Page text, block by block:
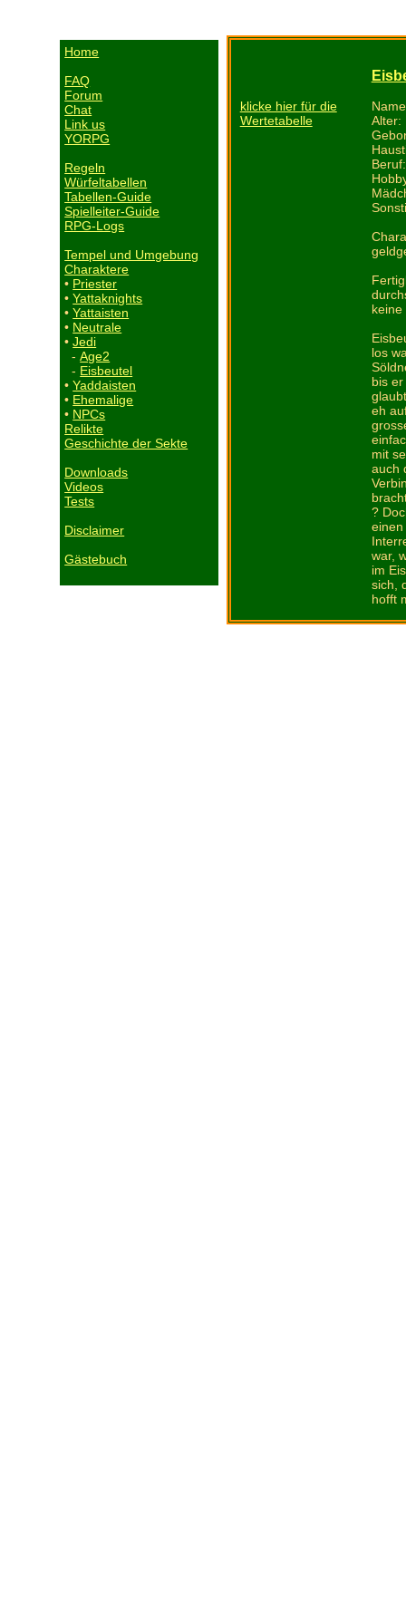
Home
FAQ
Forum
Chat
Link us
YORPG
Regeln
Würfeltabellen
Tabellen-Guide
Spielleiter-Guide
RPG-Logs
Tempel und Umgebung
Charaktere
• Priester
•Yattaknights
•Yattaisten
• Neutrale
•Jedi
-Age2
- Eisbeutel
•Yaddaisten
• Ehemalige
• NPCs
Relikte
Geschichte der Sekte
Downloads
Videos
Tests
Disclaimer
Gästebuch
klicke hier für die
Wertetabelle
Alter:
keine
los
bis
eh
mit
auch
?
einen
war,
im
sich,
hofft